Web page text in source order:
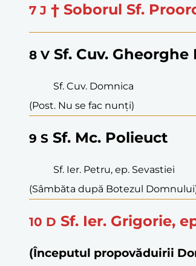
7 J † Soborul Sf.
8 V Sf. Cuv. Gheorghe
Sf. Cuv. Domnica
(Post. Nu se fac nunți)
9 S Sf. Mc. Polieuct
Sf. Ier. Petru, ep. Sevastiei
(Sâmbăta după Botezul
10 D Sf. Ier. Grigorie,
(Începutul propovăduirii